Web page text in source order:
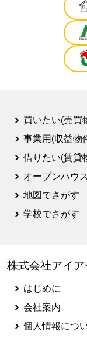
買いたい(売買
事業用(収益物
借りたい(賃貸
オープンハウス
地図でさがす
学校でさがす
株式会社アイア
はじめに
会社案内
個人情報につ